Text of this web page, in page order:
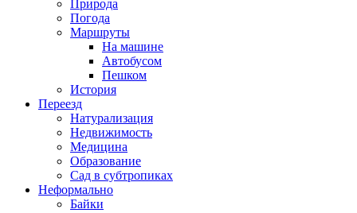
Природа
Погода
Маршруты
На машине
Автобусом
Пешком
История
Переезд
Натурализация
Недвижимость
Медицина
Образование
Сад в субтропиках
Неформально
Байки